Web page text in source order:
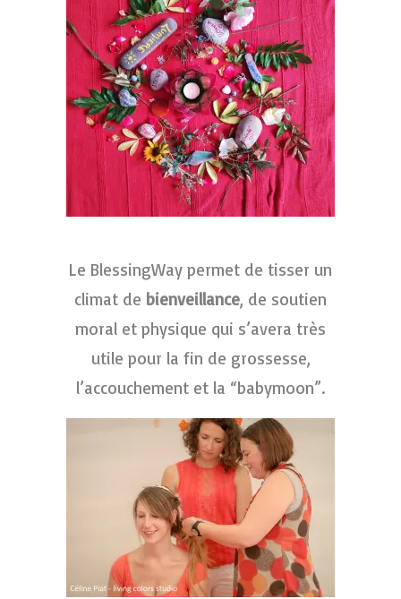
Le BlessingWay permet de tisser un
climat de bienveillance, de soutien
moral et physique qui s’avera très
utile pour la fin de grossesse,
l’accouchement et la “babymoon”.